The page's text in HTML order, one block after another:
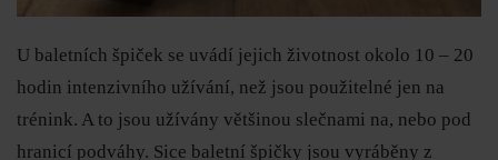
U baletních špiček se uvádí jejich životnost okolo 10 – 20
hodin intenzivního užívání, než jsou použitelné jen na
trénink. A to jsou užívány většinou slečnami na, nebo pod
hranicí podváhy. Sice baletní špičky jsou vyráběny z